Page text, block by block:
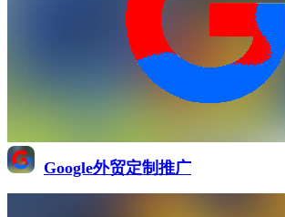
Google外贸定制推广